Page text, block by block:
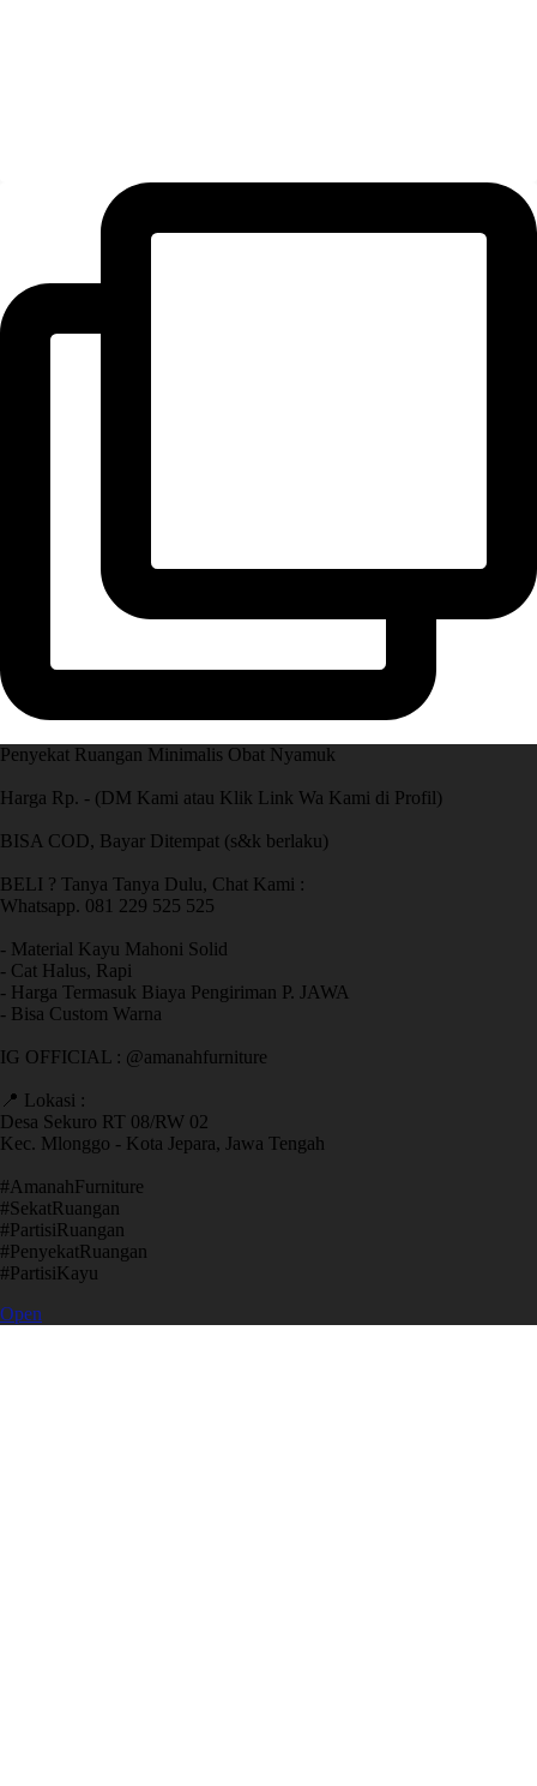
Penyekat Ruangan Minimalis Obat Nyamuk
Harga Rp. - (DM Kami atau Klik Link Wa Kami di Profil)
BISA COD, Bayar Ditempat (s&k berlaku)
BELI ? Tanya Tanya Dulu, Chat Kami :
Whatsapp. 081 229 525 525
- Material Kayu Mahoni Solid
- Cat Halus, Rapi
- Harga Termasuk Biaya Pengiriman P. JAWA
- Bisa Custom Warna
IG OFFICIAL : @amanahfurniture
📍 Lokasi :
Desa Sekuro RT 08/RW 02
Kec. Mlonggo - Kota Jepara, Jawa Tengah
​#AmanahFurniture
​#SekatRuangan
​#PartisiRuangan
​#PenyekatRuangan
​#PartisiKayu
Open